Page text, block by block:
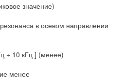
значение)
в осевом направлении
÷ 10 кГц ] (менее)
менее